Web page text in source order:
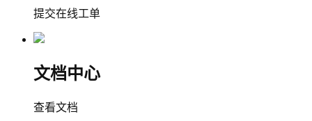
提交在线工单
文档中心
查看文档